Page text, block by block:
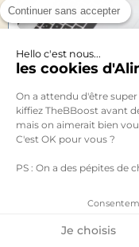
Continuer sans accepter
Hello c'est nous...
les cookies
On a attendu d'être
kiffiez TheBBoost avant
mais on aimerait bien
C'est OK pour vous ?
PS : On a des pépites de
Je choisis
Appel
convertir vos
juillet 13, 2026